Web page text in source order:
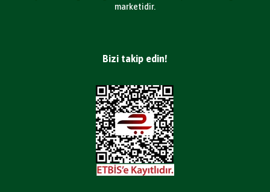
marketidir.
Bizi takip edin!